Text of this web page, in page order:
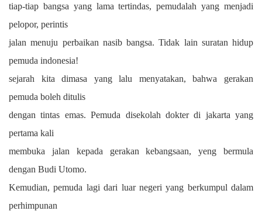
tiap-tiap bangsa yang lama tertindas, pemudalah yang menjadi
pelopor, perintis
jalan menuju perbaikan nasib bangsa. Tidak lain suratan hidup
pemuda indonesia!
sejarah kita dimasa yang lalu menyatakan, bahwa gerakan
pemuda boleh ditulis
dengan tintas emas. Pemuda disekolah dokter di jakarta yang
pertama kali
membuka jalan kepada gerakan kebangsaan, yeng bermula
dengan Budi Utomo.
Kemudian, pemuda lagi dari luar negeri yang berkumpul dalam
perhimpunan